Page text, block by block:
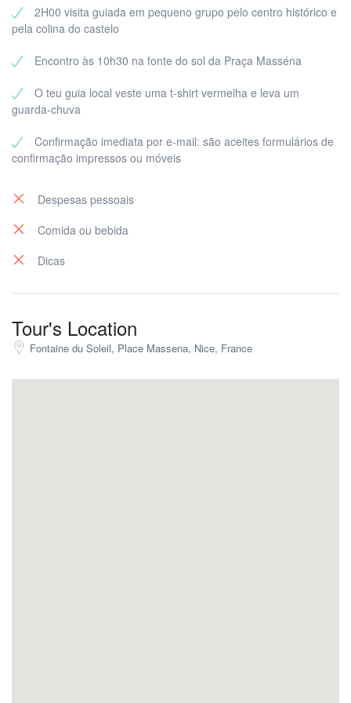
recordarás para sempre.
Estás pronto para descobrir porque é que Nice é chamada
“La Belle” há séculos?
2H00 visita guiada em pequeno grupo pelo centro histórico e
pela colina do castelo
Encontro às 10h30 na fonte do sol da Praça Masséna
O teu guia local veste uma t-shirt vermelha e leva um
guarda-chuva
Confirmação imediata por e-mail: são aceites formulários de
confirmação impressos ou móveis
Despesas pessoais
Comida ou bebida
Dicas
Tour's Location
Fontaine du Soleil, Place Massena, Nice, France